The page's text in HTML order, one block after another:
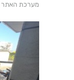
מערכת האתר